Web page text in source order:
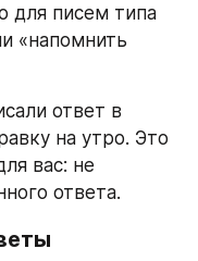
для писем типа
«напомнить
ответ в
на утро. Это
вас: не
ответа.